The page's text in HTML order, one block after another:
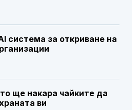
система за откриване на
ще накара чайките да
ви